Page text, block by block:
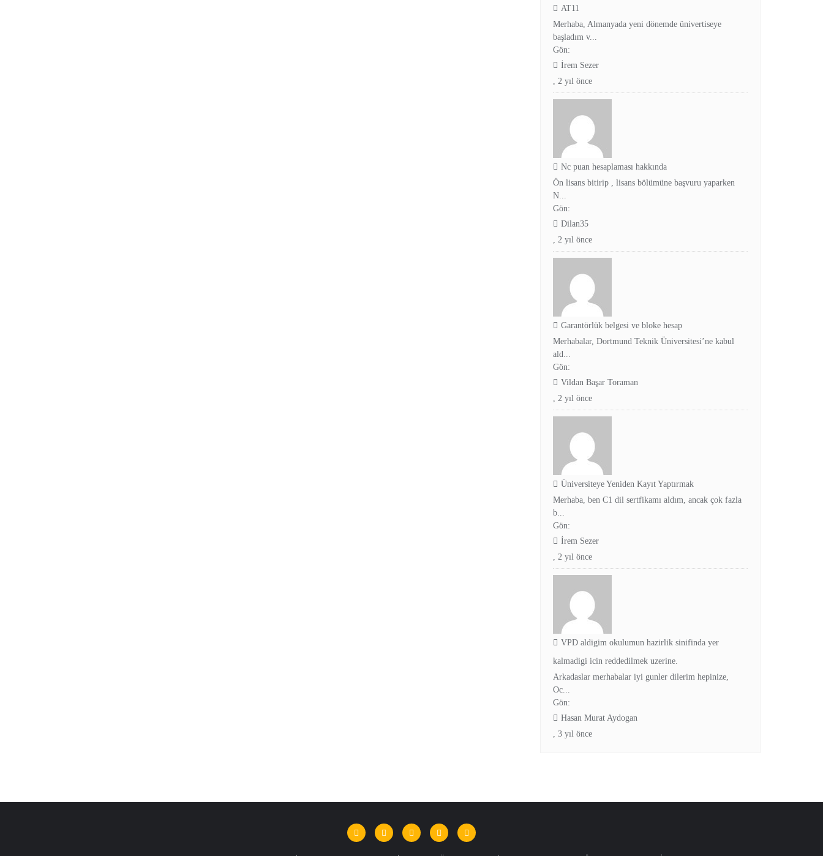
AT11
Merhaba, Almanyada yeni dönemde ünivertiseye
başladım v...
Gön:
İrem Sezer
, 2 yıl önce
Nc puan hesaplaması hakkında
Ön lisans bitirip , lisans bölümüne başvuru yaparken
N...
Gön:
Dilan35
, 2 yıl önce
Garantörlük belgesi ve bloke hesap
Merhabalar, Dortmund Teknik Üniversitesi’ne kabul
ald...
Gön:
Vildan Başar Toraman
, 2 yıl önce
Üniversiteye Yeniden Kayıt Yaptırmak
Merhaba, ben C1 dil sertfikamı aldım, ancak çok fazla
b...
Gön:
İrem Sezer
, 2 yıl önce
VPD aldigim okulumun hazirlik sinifinda yer
kalmadigi icin reddedilmek uzerine.
Arkadaslar merhabalar iyi gunler dilerim hepinize,
Oc...
Gön:
Hasan Murat Aydogan
, 3 yıl önce